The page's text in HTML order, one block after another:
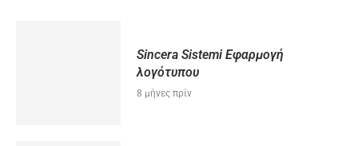
Sincera Sistemi Eφαρμογή
λογότυπου
8 μήνες πρίν